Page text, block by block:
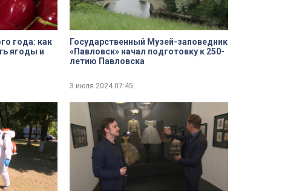
года: как
ягоды и
Государственный Музей-заповедник
«Павловск» начал подготовку к 250-
летию Павловска
3 июля 2024 07:45